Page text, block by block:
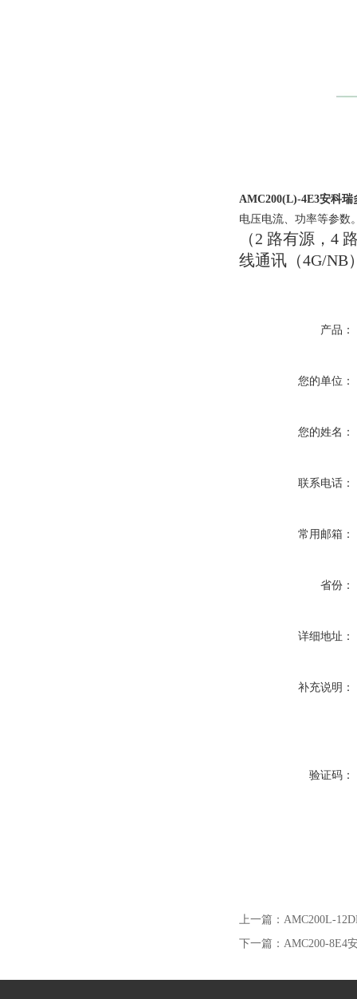
AMC200(L)-4E3安科瑞
电压电流、功率等参数
（2 路有源，4
线通讯（4G/NB
产品：
您的单位：
您的姓名：
联系电话：
常用邮箱：
省份：
详细地址：
补充说明：
验证码：
上一篇： AMC200L-
下一篇： AMC200-8E4